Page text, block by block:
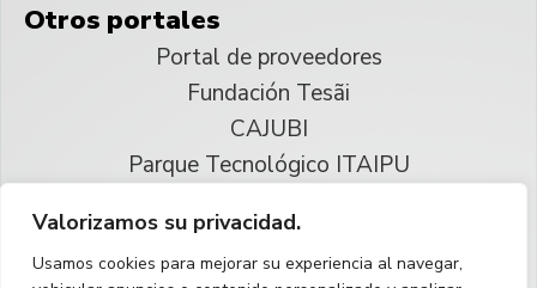
Valorizamos su privacidad.
Usamos cookies para mejorar su experiencia al navegar,
Otros portales
Portal de proveedores
Fundación Tesãi
CAJUBI
Parque Tecnológico ITAIPU